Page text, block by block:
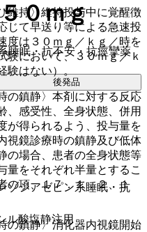
維持〉維持投与中に覚醒徴
じて早送り等による急速投
度は３０ｍｇ／ｋｇ／時を
験において、３０ｍｇ／ｋ
験はない）。
鎮静〉本剤に対する反応
、感受性、全身状態、併用
が得られるよう、投与量を
視鏡診療時の鎮静及び低体
の場合、患者の全身状態等
量をそれぞれ半量とするこ
の項、１７．１．２、１
の鎮静〉消化器内視鏡開始
０ｍｇ
睡眠・抗不安・抗痙攣薬
後発品
ゾジアゼピン系睡眠・抗
ル酸塩静注用